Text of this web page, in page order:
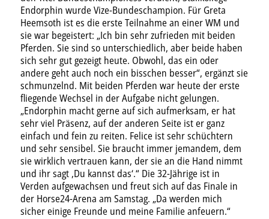
Endorphin wurde Vize-Bundeschampion. Für Greta
Heemsoth ist es die erste Teilnahme an einer WM und
sie war begeistert: „Ich bin sehr zufrieden mit beiden
Pferden. Sie sind so unterschiedlich, aber beide haben
sich sehr gut gezeigt heute. Obwohl, das ein oder
andere geht auch noch ein bisschen besser“, ergänzt sie
schmunzelnd. Mit beiden Pferden war heute der erste
fliegende Wechsel in der Aufgabe nicht gelungen.
„Endorphin macht gerne auf sich aufmerksam, er hat
sehr viel Präsenz, auf der anderen Seite ist er ganz
einfach und fein zu reiten. Felice ist sehr schüchtern
und sehr sensibel. Sie braucht immer jemandem, dem
sie wirklich vertrauen kann, der sie an die Hand nimmt
und ihr sagt ‚Du kannst das‘.“ Die 32-Jährige ist in
Verden aufgewachsen und freut sich auf das Finale in
der Horse24-Arena am Samstag. „Da werden mich
sicher einige Freunde und meine Familie anfeuern.“